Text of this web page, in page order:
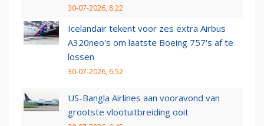
30-07-2026, 8:22
Icelandair tekent voor zes extra Airbus
A320neo's om laatste Boeing 757's af te
lossen
30-07-2026, 6:52
US-Bangla Airlines aan vooravond van
grootste vlootuitbreiding ooit